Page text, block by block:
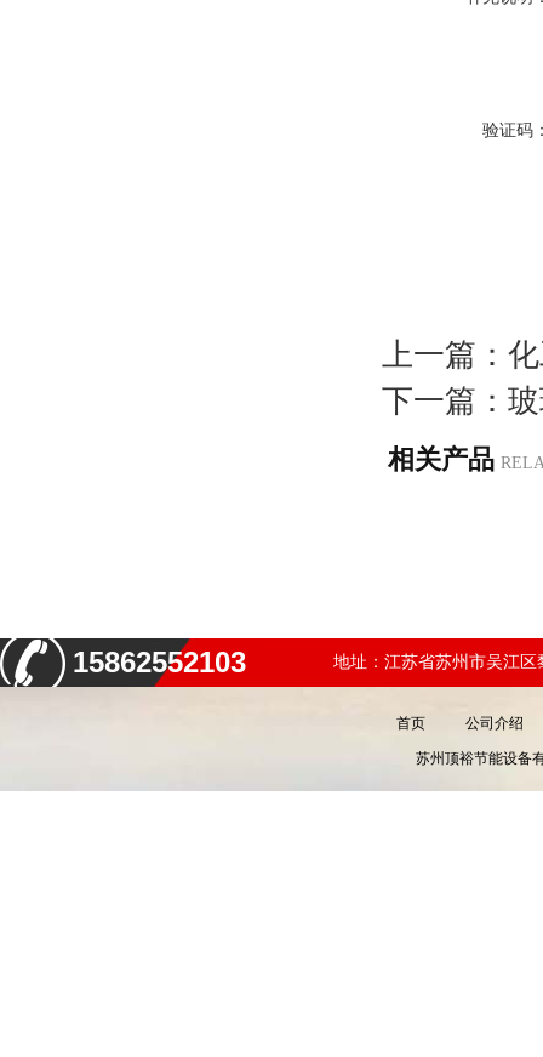
验证码
上一篇：
下一篇：
相关产品
15862552103 地址：江苏省苏州市吴江区
首页 公司介绍
苏州顶裕节能设备